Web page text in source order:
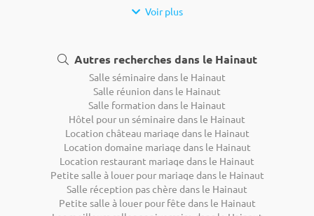
Voir plus
Autres recherches dans le Hainaut
Salle séminaire dans le Hainaut
Salle réunion dans le Hainaut
Salle formation dans le Hainaut
Hôtel pour un séminaire dans le Hainaut
Location château mariage dans le Hainaut
Location domaine mariage dans le Hainaut
Location restaurant mariage dans le Hainaut
Petite salle à louer pour mariage dans le Hainaut
Salle réception pas chère dans le Hainaut
Petite salle à louer pour fête dans le Hainaut